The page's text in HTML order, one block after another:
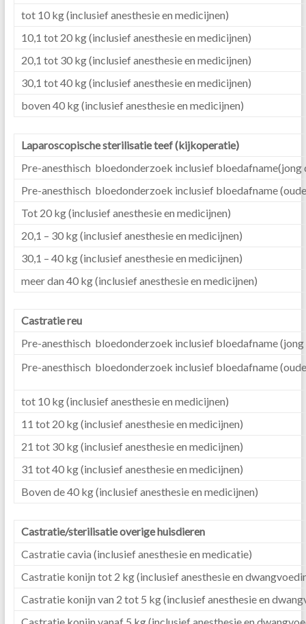
tot 10 kg (inclusief anesthesie en medicijnen)
10,1 tot 20 kg (inclusief anesthesie en medicijnen)
20,1 tot 30 kg (inclusief anesthesie en medicijnen)
30,1 tot 40 kg (inclusief anesthesie en medicijnen)
boven 40 kg (inclusief anesthesie en medicijnen)
Laparoscopische sterilisatie teef (kijkoperatie)
Pre-anesthisch bloedonderzoek inclusief bloedafname(jong
Pre-anesthisch bloedonderzoek inclusief bloedafname
Tot 20 kg (inclusief anesthesie en medicijnen)
20,1 – 30 kg (inclusief anesthesie en medicijnen)
30,1 – 40 kg (inclusief anesthesie en medicijnen)
meer dan 40 kg (inclusief anesthesie en medicijnen)
Castratie reu
Pre-anesthisch bloedonderzoek inclusief bloedafname
Pre-anesthisch bloedonderzoek inclusief bloedafname
tot 10 kg (inclusief anesthesie en medicijnen)
11 tot 20 kg (inclusief anesthesie en medicijnen)
21 tot 30 kg (inclusief anesthesie en medicijnen)
31 tot 40 kg (inclusief anesthesie en medicijnen)
Boven de 40 kg (inclusief anesthesie en medicijnen)
Castratie/sterilisatie overige huisdieren
Castratie cavia (inclusief anesthesie en medicatie)
Castratie konijn tot 2 kg (inclusief anesthesie en
Castratie konijn van 2 tot 5 kg (inclusief anesthesie en